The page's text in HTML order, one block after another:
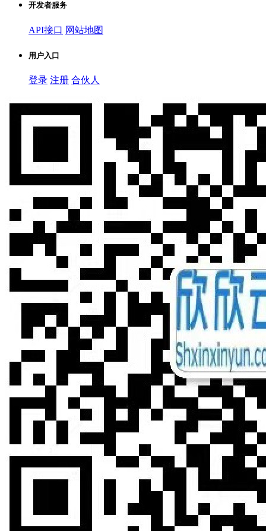
开发者服务
API接口 网站地图
用户入口
登录 注册 合伙人